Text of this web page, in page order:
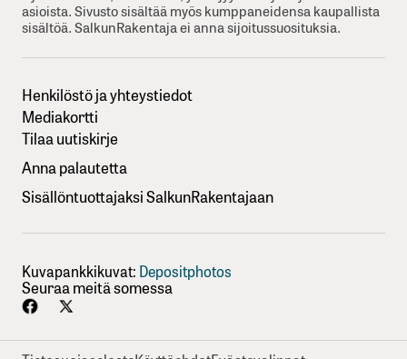
asioista. Sivusto sisältää myös kumppaneidensa kaupallista
sisältöä. SalkunRakentaja ei anna sijoitussuosituksia.
Henkilöstö ja yhteystiedot
Mediakortti
Tilaa uutiskirje
Anna palautetta
Sisällöntuottajaksi SalkunRakentajaan
Kuvapankkikuvat: Depositphotos
Seuraa meitä somessa